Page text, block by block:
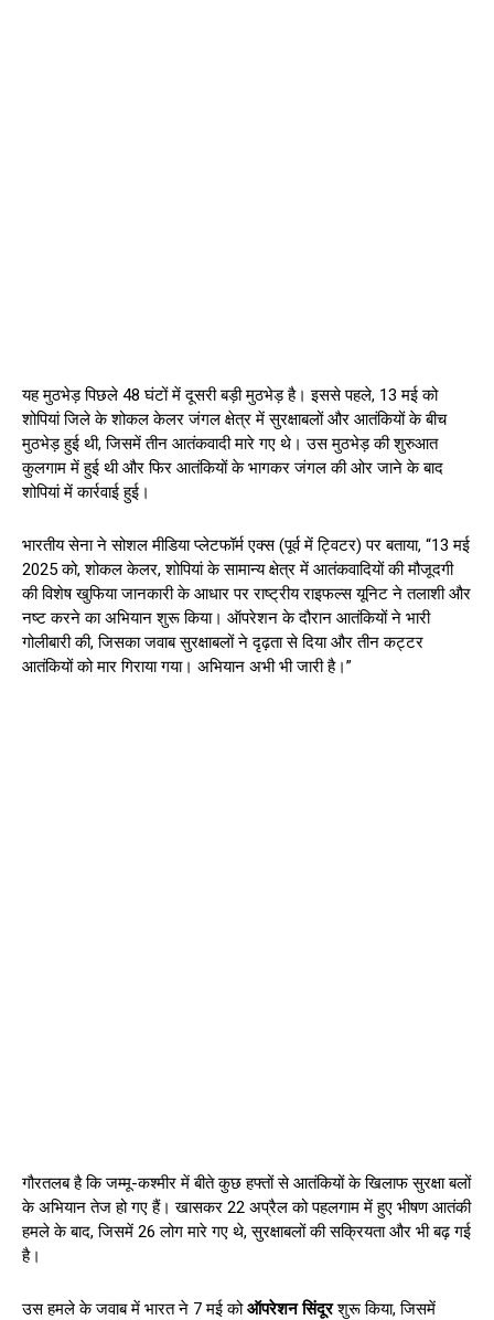
यह मुठभेड़ पिछले 48 घंटों में दूसरी बड़ी मुठभेड़ है। इससे पहले, 13 मई को
शोपियां जिले के शोकल केलर जंगल क्षेत्र में सुरक्षाबलों और आतंकियों के बीच
मुठभेड़ हुई थी, जिसमें तीन आतंकवादी मारे गए थे। उस मुठभेड़ की शुरुआत
कुलगाम में हुई थी और फिर आतंकियों के भागकर जंगल की ओर जाने के बाद
शोपियां में कार्रवाई हुई।
भारतीय सेना ने सोशल मीडिया प्लेटफॉर्म एक्स (पूर्व में ट्विटर) पर बताया, “13 मई
2025 को, शोकल केलर, शोपियां के सामान्य क्षेत्र में आतंकवादियों की मौजूदगी
की विशेष खुफिया जानकारी के आधार पर राष्ट्रीय राइफल्स यूनिट ने तलाशी और
नष्ट करने का अभियान शुरू किया। ऑपरेशन के दौरान आतंकियों ने भारी
गोलीबारी की, जिसका जवाब सुरक्षाबलों ने दृढ़ता से दिया और तीन कट्टर
आतंकियों को मार गिराया गया। अभियान अभी भी जारी है।”
गौरतलब है कि जम्मू-कश्मीर में बीते कुछ हफ्तों से आतंकियों के खिलाफ सुरक्षा बलों
के अभियान तेज हो गए हैं। खासकर 22 अप्रैल को पहलगाम में हुए भीषण आतंकी
हमले के बाद, जिसमें 26 लोग मारे गए थे, सुरक्षाबलों की सक्रियता और भी बढ़ गई
है।
उस हमले के जवाब में भारत ने 7 मई कोऑपरेशन सिंदूरशुरू किया, जिसमें